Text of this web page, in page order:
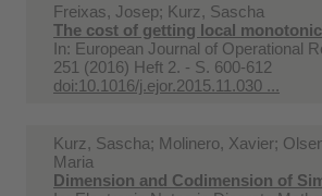
Freixas, Josep; Kurz, Sascha
The cost of getting local
In: European Journal of Operational
251 (2016) Heft 2. - S. 600-612
doi:10.1016/j.ejor.2015.11.030 ...
Kurz, Sascha; Molinero, Xavier;
Maria
Dimension and Codimension of